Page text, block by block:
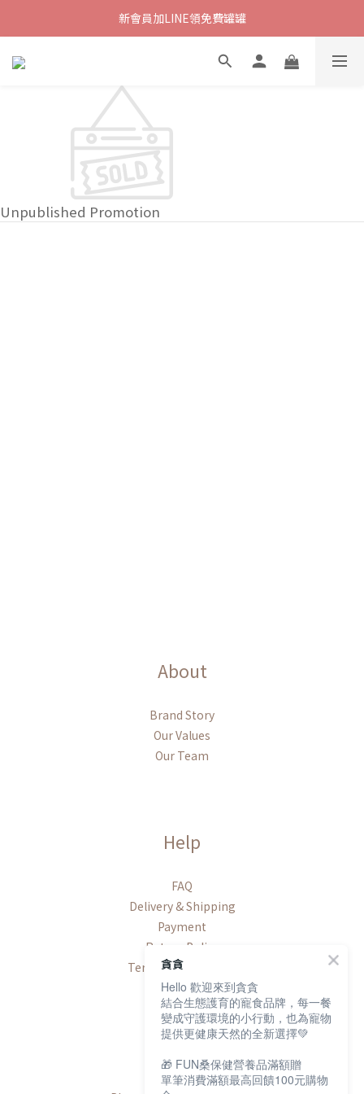
新會員加LINE領免費罐罐
Unpublished Promotion
About
Brand Story
Our Values
Our Team
Help
FAQ
Delivery & Shipping
Payment
Return Policy
Terms & Conditions
Contact
貪貪
Hello 歡迎來到貪貪
結合生態護育的寵食品牌，每一餐
變成守護環境的小行動，也為寵物
提供更健康天然的全新選擇💚
🎁 FUN桑保健營養品滿額贈
單筆消費滿額最高回饋100元購物